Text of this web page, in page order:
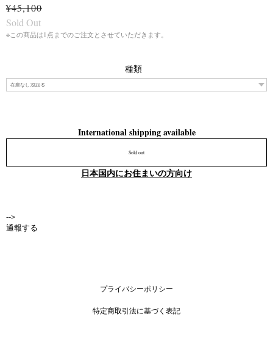
¥45,100
Sold Out
※この商品は1点までのご注文とさせていただきます。
種類
International shipping available
Sold out
日本国内にお住まいの方向け
-->
通報する
プライバシーポリシー
特定商取引法に基づく表記